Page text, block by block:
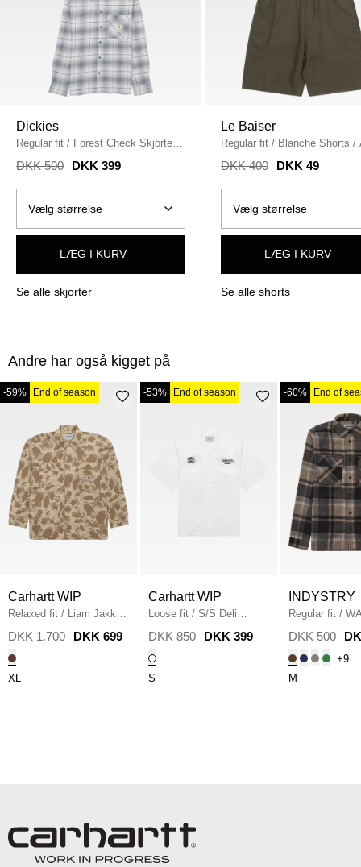
Dickies
Regular fit / Forest Check Skjorte
GRÅ
DKK 500 DKK 399
LÆG I KURV
Se alle skjorter
Le Baiser
Regular fit / Blanche Shorts /
DKK 400 DKK 49
LÆG I KURV
Se alle shorts
Andre har også kigget på
-59% End of season
Carhartt WIP
Relaxed fit /
Liam Jakke
I034564
/ CAMO DUCK
DKK 1.700 DKK 699
XL
-53% End of season
Carhartt WIP
Loose fit / S/S Deli
Skjorte / WHITE
DKK 850 DKK 399
S
-60% End of
INDYSTRY
Regular fit /
SKJORTE
DKK 500
+9
M